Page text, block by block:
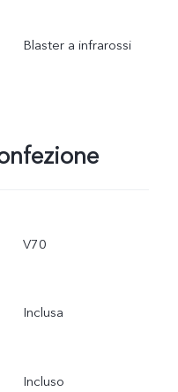
Blaster a infrarossi
V70
Inclusa
Incluso